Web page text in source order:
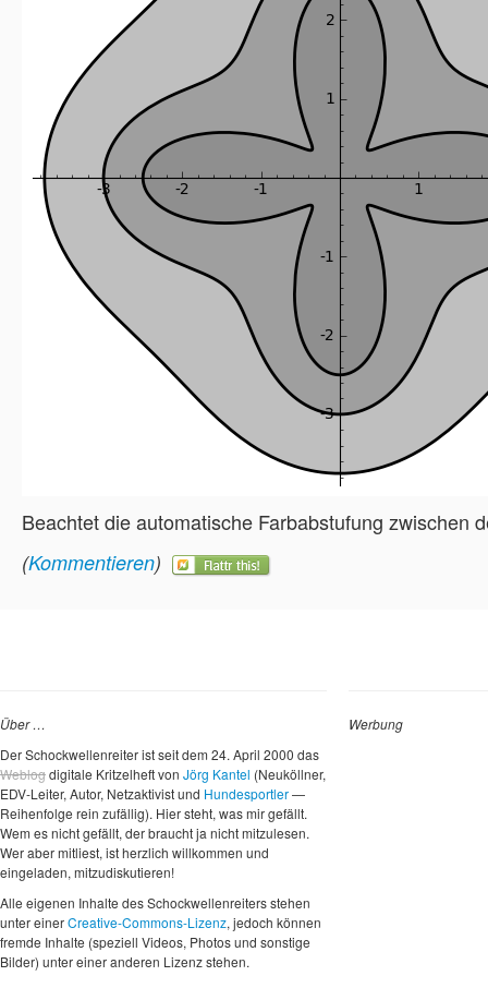
Beachtet die automatische Farbabstufung zwischen
(Kommentieren)
Über …
Der Schockwellenreiter ist seit dem 24. April 2000 das
Weblogdigitale Kritzelheft von Jörg Kantel (Neuköllner,
EDV-Leiter, Autor, Netzaktivist und Hundesportler—
Reihenfolge rein zufällig). Hier steht, was mir gefällt.
Wem es nicht gefällt, der braucht ja nicht mitzulesen.
Wer aber mitliest, ist herzlich willkommen und
eingeladen, mitzudiskutieren!
Alle eigenen Inhalte des Schockwellenreiters stehen
unter einerCreative-Commons-Lizenz, jedoch können
fremde Inhalte (speziell Videos, Photos und sonstige
Bilder) unter einer anderen Lizenz stehen.
Werbung